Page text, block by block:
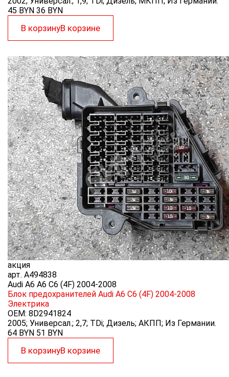
45 BYN 36 BYN
В корзинуВ корзине
акция
арт. A494838
Audi A6 A6 C6 (4F) 2004-2008
Блок предохранителей Audi A6 C6 (4F) 2004-2008
Электрика
OEM: 8D2941824
2005; Универсал.; 2,7; TDi; Дизель; АКПП; Из Германии.
64 BYN 51 BYN
В корзинуВ корзине